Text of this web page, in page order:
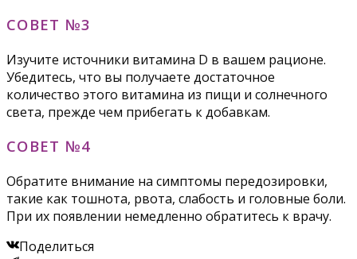
СОВЕТ №3
Изучите источники витамина D в вашем рационе.
Убедитесь, что вы получаете достаточное
количество этого витамина из пищи и солнечного
света, прежде чем прибегать к добавкам.
СОВЕТ №4
Обратите внимание на симптомы передозировки,
такие как тошнота, рвота, слабость и головные боли.
При их появлении немедленно обратитесь к врачу.
Поделиться